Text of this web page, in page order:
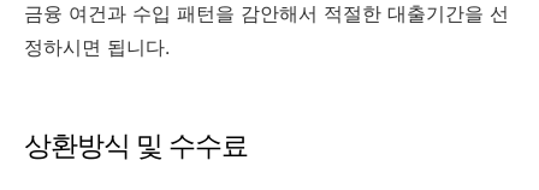
금융 여건과 수입 패턴을 감안해서 적절한 대출기간을 선
정하시면 됩니다.
상환방식 및 수수료